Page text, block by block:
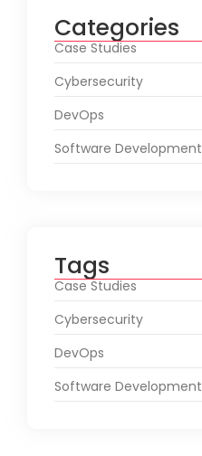
Categories
Case Studies
Cybersecurity
DevOps
Software Development
Tags
Case Studies
Cybersecurity
DevOps
Software Development